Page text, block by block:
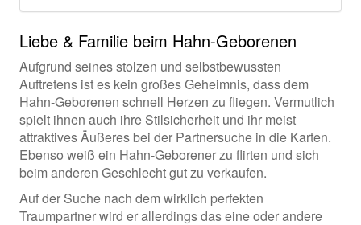
Liebe & Familie beim Hahn-Geborenen
Aufgrund seines stolzen und selbstbewussten
Auftretens ist es kein großes Geheimnis, dass dem
Hahn-Geborenen schnell Herzen zu fliegen. Vermutlich
spielt ihnen auch ihre Stilsicherheit und ihr meist
attraktives Äußeres bei der Partnersuche in die Karten.
Ebenso weiß ein Hahn-Geborener zu flirten und sich
beim anderen Geschlecht gut zu verkaufen.
Auf der Suche nach dem wirklich perfekten
Traumpartner wird er allerdings das eine oder andere